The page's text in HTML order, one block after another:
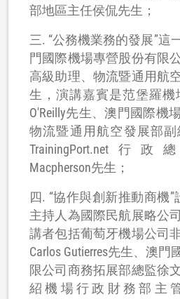
部地區主任侯侃先生；
三. “公務機業務的發展”這
門國際機場專營股份有限
高級助理、物流暨通用航
生，演講嘉賓是范堡羅機
O'Reilly先生、澳門國際機
物流暨通用航空發展部副
TrainingPort.net行政
Macpherson先生；
四. “協作與創新推動商機”
主持人為國際民航展略公
講者包括葡萄牙機場公司
Carlos Gutierres先生、澳
限公司商務拓展部總監徐
紹機場行政財務部主管